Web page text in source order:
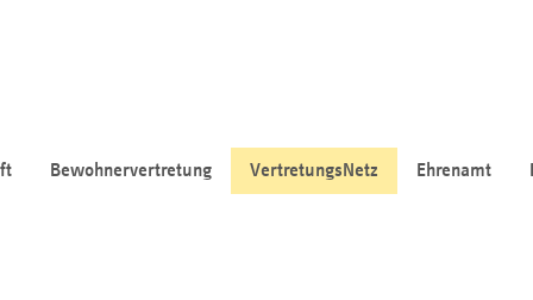
Bewohnervertretung VertretungsNetz Ehrenamt